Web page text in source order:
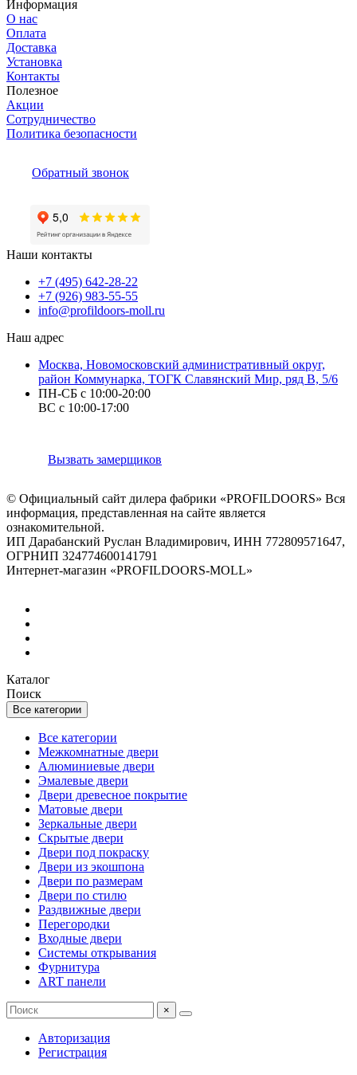
Информация
О нас
Оплата
Доставка
Установка
Контакты
Полезное
Акции
Сотрудничество
Политика безопасности
Обратный звонок
Наши контакты
+7 (495) 642-28-22
+7 (926) 983-55-55
info@profildoors-moll.ru
Наш адрес
Москва, Новомосковский административный округ,
район Коммунарка, ТОГК Славянский Мир, ряд В, 5/6
ПН-СБ с 10:00-20:00
ВС с 10:00-17:00
Вызвать замерщиков
© Официальный сайт дилера фабрики «PROFILDOORS» Вся
информация, представленная на сайте является
ознакомительной.
ИП Дарабанский Руслан Владимирович, ИНН 772809571647,
ОГРНИП 324774600141791
Интернет-магазин «PROFILDOORS-MOLL»
Каталог
Поиск
Все категории
Все категории
Межкомнатные двери
Алюминиевые двери
Эмалевые двери
Двери древесное покрытие
Матовые двери
Зеркальные двери
Скрытые двери
Двери под покраску
Двери из экошпона
Двери по размерам
Двери по стилю
Раздвижные двери
Перегородки
Входные двери
Системы открывания
Фурнитура
ART панели
×
Авторизация
Регистрация